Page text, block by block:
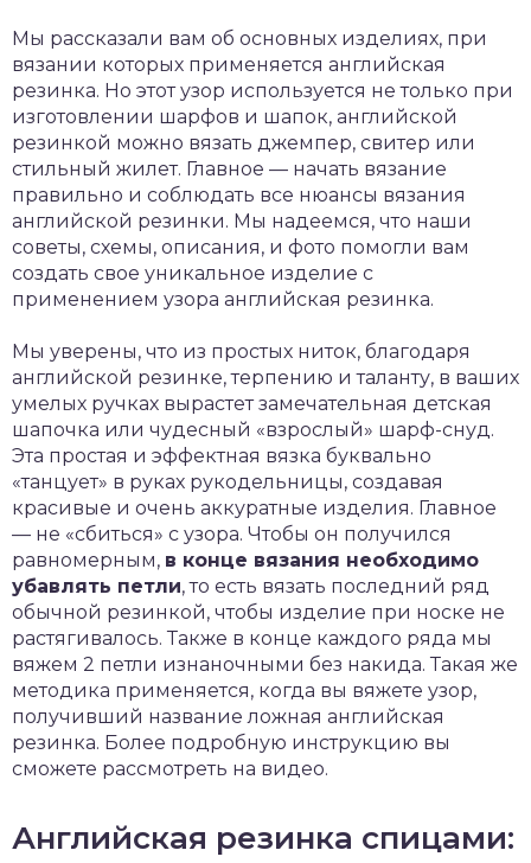
Мы рассказали вам об основных изделиях, при
вязании которых применяется английская
резинка. Но этот узор используется не только при
изготовлении шарфов и шапок, английской
резинкой можно вязать джемпер, свитер или
стильный жилет. Главное — начать вязание
правильно и соблюдать все нюансы вязания
английской резинки. Мы надеемся, что наши
советы, схемы, описания, и фото помогли вам
создать свое уникальное изделие с
применением узора английская резинка.
Мы уверены, что из простых ниток, благодаря
английской резинке, терпению и таланту, в ваших
умелых ручках вырастет замечательная детская
шапочка или чудесный «взрослый» шарф-снуд.
Эта простая и эффектная вязка буквально
«танцует» в руках рукодельницы, создавая
красивые и очень аккуратные изделия. Главное
— не «сбиться» с узора. Чтобы он получился
равномерным, в конце вязания необходимо
убавлять петли, то есть вязать последний ряд
обычной резинкой, чтобы изделие при носке не
растягивалось. Также в конце каждого ряда мы
вяжем 2 петли изнаночными без накида. Такая же
методика применяется, когда вы вяжете узор,
получивший название ложная английская
резинка. Более подробную инструкцию вы
сможете рассмотреть на видео.
Английская резинка спицами: